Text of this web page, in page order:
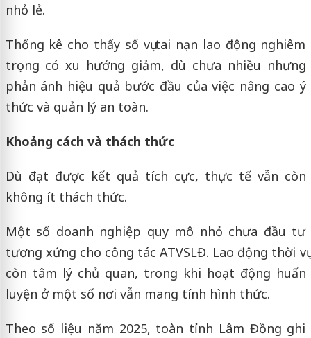
nhỏ lẻ.
Thống kê cho thấy số vụ tai nạn lao động nghiêm
trọng có xu hướng giảm, dù chưa nhiều nhưng
phản ánh hiệu quả bước đầu của việc nâng cao ý
thức và quản lý an toàn.
Khoảng cách và thách thức
Dù đạt được kết quả tích cực, thực tế vẫn còn
không ít thách thức.
Một số doanh nghiệp quy mô nhỏ chưa đầu tư
tương xứng cho công tác ATVSLĐ. Lao động thời vụ
còn tâm lý chủ quan, trong khi hoạt động huấn
luyện ở một số nơi vẫn mang tính hình thức.
Theo số liệu năm 2025, toàn tỉnh Lâm Đồng ghi